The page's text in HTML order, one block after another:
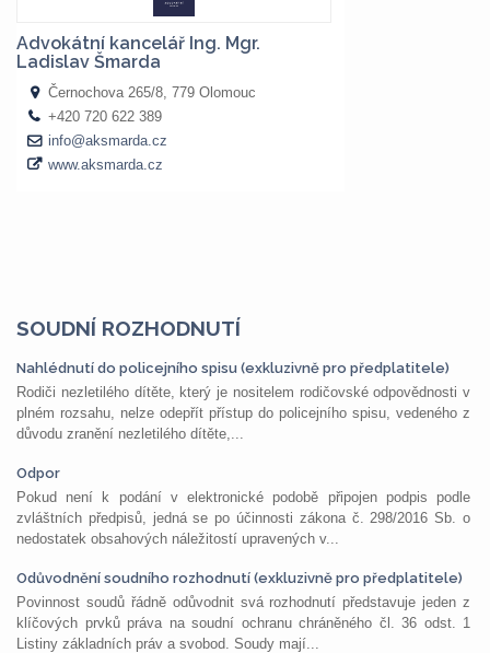
SOUDNÍ ROZHODNUTÍ
Nahlédnutí do policejního spisu (exkluzivně pro předplatitele)
Rodiči nezletilého dítěte, který je nositelem rodičovské odpovědnosti v
plném rozsahu, nelze odepřít přístup do policejního spisu, vedeného z
důvodu zranění nezletilého dítěte,...
Odpor
Pokud není k podání v elektronické podobě připojen podpis podle
zvláštních předpisů, jedná se po účinnosti zákona č. 298/2016 Sb. o
nedostatek obsahových náležitostí upravených v...
Odůvodnění soudního rozhodnutí (exkluzivně pro předplatitele)
Povinnost soudů řádně odůvodnit svá rozhodnutí představuje jeden z
klíčových prvků práva na soudní ochranu chráněného čl. 36 odst. 1
Listiny základních práv a svobod. Soudy mají...